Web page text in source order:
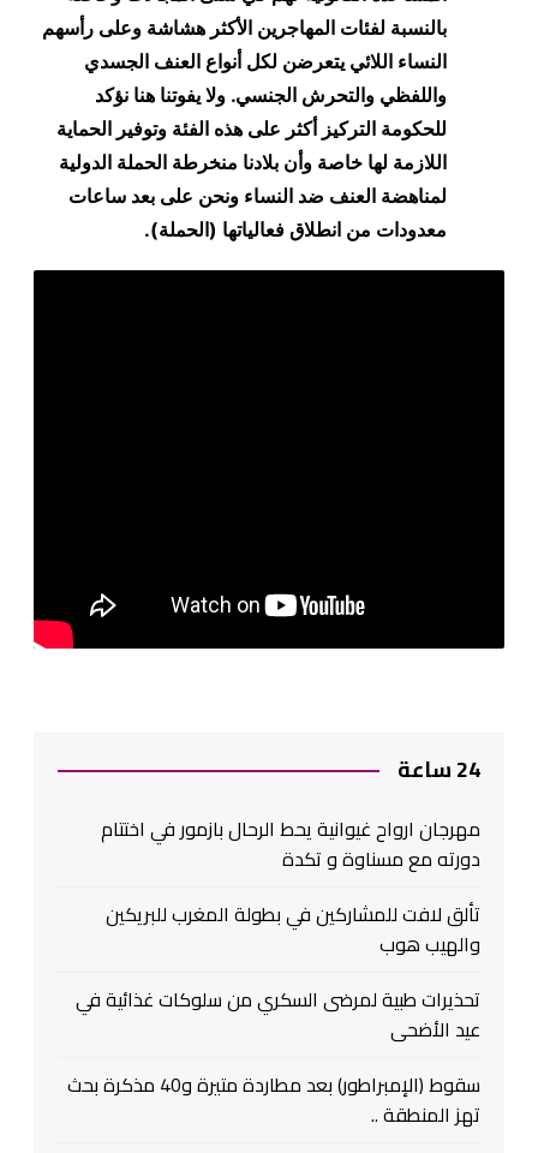
بالنسبة لفئات المهاجرين الأكثر هشاشة وعلى رأسهم
النساء اللائي يتعرضن لكل أنواع العنف الجسدي
واللفظي والتحرش الجنسي. ولا يفوتنا هنا نؤكد
للحكومة التركيز أكثر على هذه الفئة وتوفير الحماية
اللازمة لها خاصة وأن بلادنا منخرطة الحملة الدولية
لمناهضة العنف ضد النساء ونحن على بعد ساعات
معدودات من انطلاق فعالياتها (الحملة).
24 ساعة
مهرجان ارواح غيوانية يحط الرحال بازمور في اختتام
دورته مع مسناوة و تكدة
تألق لافت للمشاركين في بطولة المغرب للبريكين
والهيب هوب
تحذيرات طبية لمرضى السكري من سلوكات غذائية في
عيد الأضحى
سقوط (الإمبراطور) بعد مطاردة متيرة و40 مذكرة بحث
تهز المنطقة ..